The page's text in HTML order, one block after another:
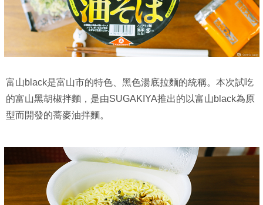
富山black是富山市的特色、黑色湯底拉麵的統稱。本次試吃
的富山黑胡椒拌麵，是由SUGAKIYA推出的以富山black為原
型而開發的蕎麥油拌麵。